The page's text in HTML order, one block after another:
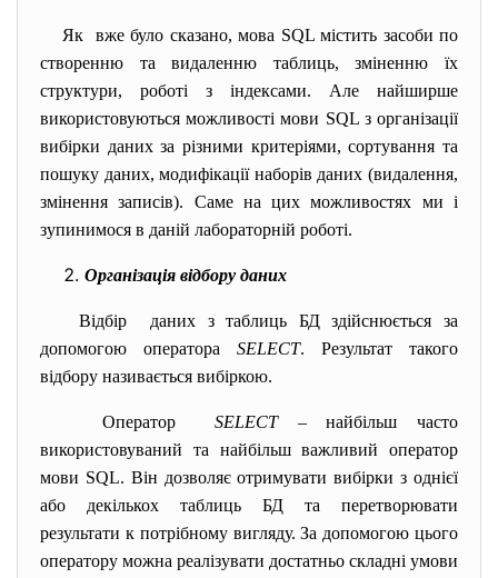
Як вже було сказано, мова SQL містить засоби по
створенню та видаленню таблиць, зміненню їх
структури, роботі з індексами. Але найширше
використовуються можливості мови SQL з організації
вибірки даних за різними критеріями, сортування та
пошуку даних, модифікації наборів даних (видалення,
змінення записів). Саме на цих можливостях ми і
зупинимося в даній лабораторній роботі.
Організація відбору даних
Відбір даних з таблиць БД здійснюється за
допомогою оператора SELECT. Результат такого
відбору називається вибіркою.
Оператор SELECT– найбільш часто
використовуваний та найбільш важливий оператор
мови SQL. Він дозволяє отримувати вибірки з однієї
або декількох таблиць БД та перетворювати
результати к потрібному вигляду. За допомогою цього
оператору можна реалізувати достатньо складні умови